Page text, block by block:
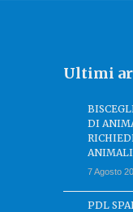
Ultimi
DI
ANIMALI
7 Agosto
PDL